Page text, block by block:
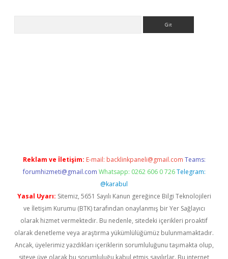
Reklam ve İletişim: E-mail: backlinkpaneli@gmail.com Teams:
forumhizmeti@gmail.com Whatsapp: 0262 606 0 726 Telegram:
@karabul
Yasal Uyarı: Sitemiz, 5651 Sayılı Kanun gereğince Bilgi Teknolojileri
ve İletişim Kurumu (BTK) tarafından onaylanmış bir Yer Sağlayıcı
olarak hizmet vermektedir. Bu nedenle, sitedeki içerikleri proaktif
olarak denetleme veya araştırma yükümlülüğümüz bulunmamaktadır.
Ancak, üyelerimiz yazdıkları içeriklerin sorumluluğunu taşımakta olup,
siteye üye olarak bu sorumluluğu kabul etmiş sayılırlar. Bu internet